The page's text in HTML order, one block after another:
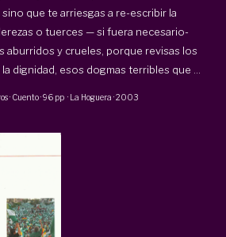
que te arriesgas a re-escribir la
o tuerces — si fuera necesario-
aburridos y crueles, porque revisas los
dignidad, esos dogmas terribles que ...
· Cuento·96 pp · La Hoguera ·2003